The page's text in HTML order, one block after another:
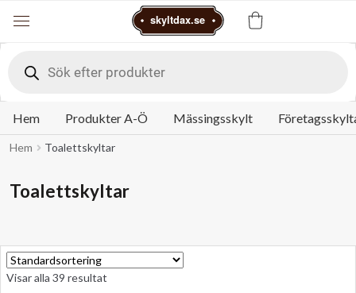
skyltdax.se
search
Hem Produkter A-Ö Mässingsskylt
Hem Toalettskyltar
Toalettskyltar
Visar alla 39 resultat